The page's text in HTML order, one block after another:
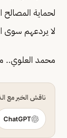
لحماية
لا يردعهم سوى
محمد العلوي..
ناقش الخبر مع
ChatGPT